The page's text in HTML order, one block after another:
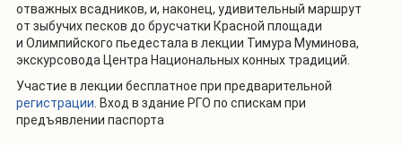
отважных всадников, и, наконец, удивительный маршрут
от зыбучих песков до брусчатки Красной площади
и Олимпийского пьедестала в лекции Тимура Муминова,
экскурсовода Центра Национальных конных традиций.
Участие в лекции бесплатное при предварительной
регистрации Вход в здание РГО по спискам при
предъявлении паспорта